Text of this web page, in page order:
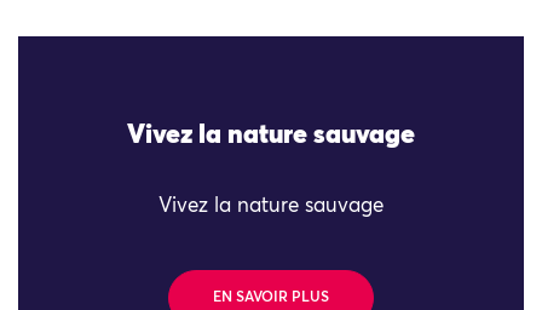
Vivez la nature sauvage
Vivez la nature sauvage
EN SAVOIR PLUS